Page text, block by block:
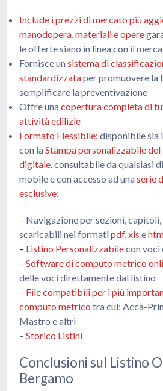
Include i prezzi di mercato più
manodopera, materiali e opere
le offerte siano in linea con il
Fornisce unsistema di
standardizzataper promuovere la
semplificare la preventivazione
Offre unacopertura completa di
attività edilizie
Formato Flessibile: disponibile sia
con laStampa personalizzabile
digitale,consultabile da qualsiasi
mobile e con accesso ad unaserie
esclusive:
– Navigazione per sezioni,
scaricabili nei formatipdf,xls e
– Listino Personalizzabilecon voci
– Software di computo metrico
delle voci direttamente dal listino
– File compatibili per i più
computo metrico tra cui: Acca-
Mastro e altri
– Storico Listini
Conclusioni sul Listino
Bergamo